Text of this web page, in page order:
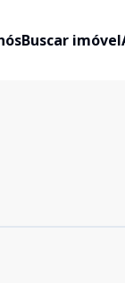
Buscar imóvel